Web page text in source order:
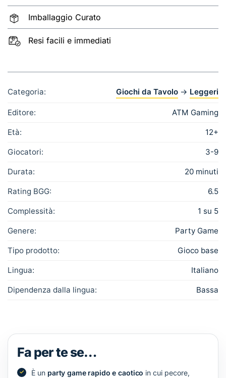
Imballaggio Curato
Resi facili e immediati
Categoria: Giochi da Tavolo → Leggeri
Editore: ATM Gaming
Età: 12+
Giocatori: 3-9
Durata: 20 minuti
Rating BGG: 6.5
Complessità: 1 su 5
Genere: Party Game
Tipo prodotto: Gioco base
Lingua: Italiano
Dipendenza dalla lingua: Bassa
Fa per te se…
È un party game rapido e caotico in cui pecore,